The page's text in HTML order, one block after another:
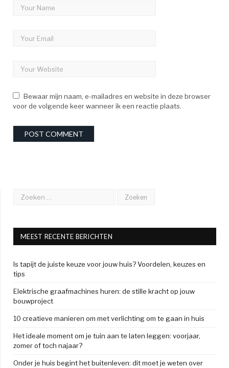
Bewaar mijn naam, e-mailadres en website in deze browser
voor de volgende keer wanneer ik een reactie plaats.
MEEST RECENTE BERICHTEN
Is tapijt de juiste keuze voor jouw huis? Voordelen, keuzes en
tips
Elektrische graafmachines huren: de stille kracht op jouw
bouwproject
10 creatieve manieren om met verlichting om te gaan in huis
Het ideale moment om je tuin aan te laten leggen: voorjaar,
zomer of toch najaar?
Onder je huis begint het buitenleven: dit moet je weten over